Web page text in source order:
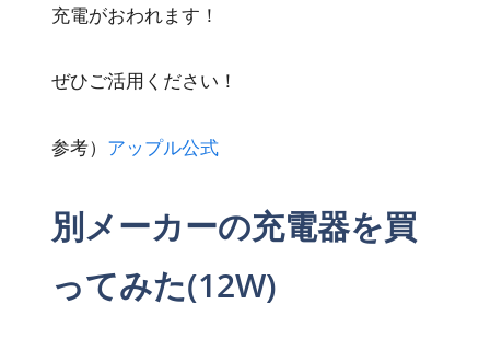
充電がおわれます！
ぜひご活用ください！
参考） アップル公式
別メーカーの充電器を買
ってみた(12W)